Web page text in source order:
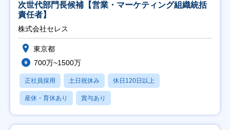
次世代部門長候補【営業・マーケティング組織統括
責任者】
株式会社セレス
東京都
700万~1500万
正社員採用 土日祝休み 休日120日以上
産休・育休あり 賞与あり